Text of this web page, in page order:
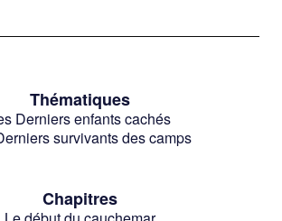
Thématiques
Derniers enfants cachés
survivants des camps
Chapitres